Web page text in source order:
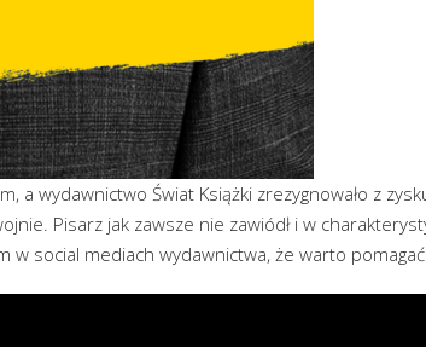
a wydawnictwo Świat Książki zrezygnowało z
Pisarz jak zawsze nie zawiódł i w
social mediach wydawnictwa, że warto pomagać.